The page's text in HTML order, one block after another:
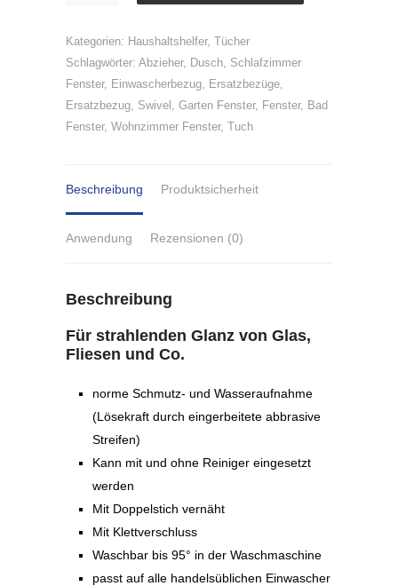
Bambusfaser,
2er
Set
Kategorien: Haushaltshelfer, Tücher
Schlagwörter: Abzieher, Dusch, Schlafzimmer
Fenster, Einwascherbezug, Ersatzbezüge,
Ersatzbezug, Swivel , Garten Fenster, Fenster, Bad
Fenster, Wohnzimmer Fenster, Tuch
Beschreibung Produktsicherheit
Anwendung Rezensionen (0)
Beschreibung
Für strahlenden Glanz von Glas,
Fliesen und Co.
norme Schmutz- und Wasseraufnahme
(L ösekraft durch eingerbeitete abbrasive
Streifen)
Kann mit und ohne Reiniger eingesetzt
werden
Mit Doppelstich vernäht
Mit Klettverschluss
Waschbar bis 95° in der Waschmaschine
passt auf alle handelsüblichen Einwascher